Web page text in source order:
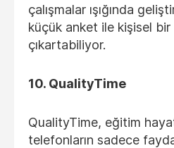
çalışmalar ışığında
küçük anket ile kişisel bir
çıkartabiliyor.
10. QualityTime
QualityTime, eğitim
telefonların sadece